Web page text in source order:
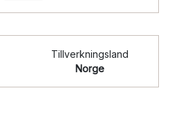
Tillverkningsland
Norge